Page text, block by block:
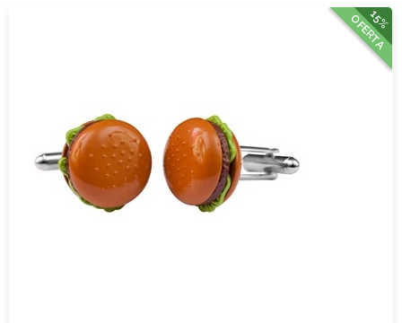
15%
OFERTA